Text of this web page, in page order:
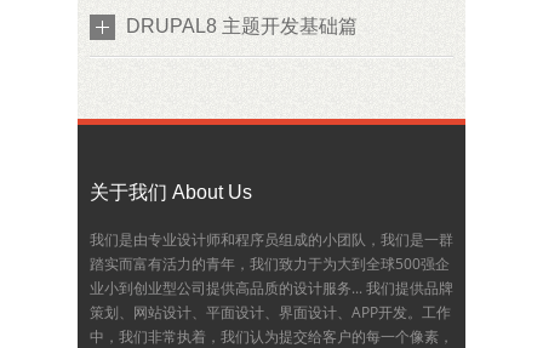
DRUPAL8 主题开发基础篇
关于我们 About Us
我们是由专业设计师和程序员组成的小团队，我们是一群
踏实而富有活力的青年，我们致力于为大到全球500强企
业小到创业型公司提供高品质的设计服务... 我们提供品牌
策划、网站设计、平面设计、界面设计、APP开发。工作
中，我们非常执着，我们认为提交给客户的每一个像素，